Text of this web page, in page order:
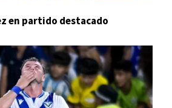
en partido destacado